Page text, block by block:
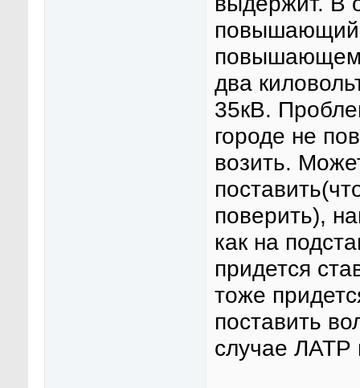
повышающий
два
35кВ.
городе не
возить.
поверить),
как на
придется
тоже
поставить
случае ЛАТР